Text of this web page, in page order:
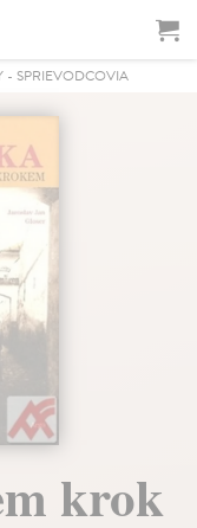
- SPRIEVODCOVIA
krok